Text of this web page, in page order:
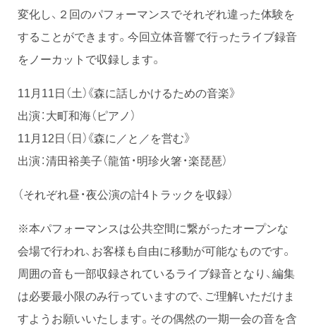
変化し、２回のパフォーマンスでそれぞれ違った体験を
することができます。今回立体音響で行ったライブ録音
をノーカットで収録します。
11月11日（土）《森に話しかけるための音楽》
出演：大町和海（ピアノ）
11月12日（日）《森に／と／を営む》
出演：清田裕美子（龍笛・明珍火箸・楽琵琶）
（それぞれ昼・夜公演の計4トラックを収録）
※本パフォーマンスは公共空間に繋がったオープンな
会場で行われ、お客様も自由に移動が可能なものです。
周囲の音も一部収録されているライブ録音となり、編集
は必要最小限のみ行っていますので、ご理解いただけま
すようお願いいたします。その偶然の一期一会の音を含